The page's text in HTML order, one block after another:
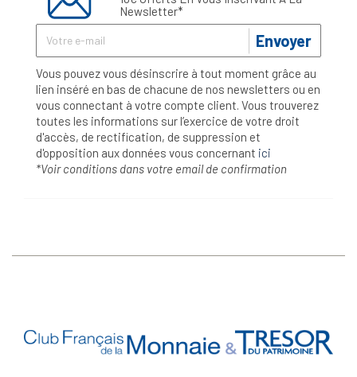
Newsletter*
Envoyer
Vous pouvez vous désinscrire à tout moment grâce au
lien inséré en bas de chacune de nos newsletters ou en
vous connectant à votre compte client. Vous trouverez
toutes les informations sur l’exercice de votre droit
d'accès, de rectification, de suppression et
d'opposition aux données vous concernant ici
*Voir conditions dans votre email de confirmation